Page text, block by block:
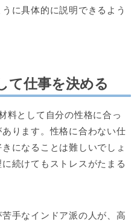
に具体的に説明できるよう
て仕事を決める
料として自分の性格に合っ
ります。性格に合わない仕
になることは難しいでしょ
続けてもストレスがたまる
手なインドア派の人が、高